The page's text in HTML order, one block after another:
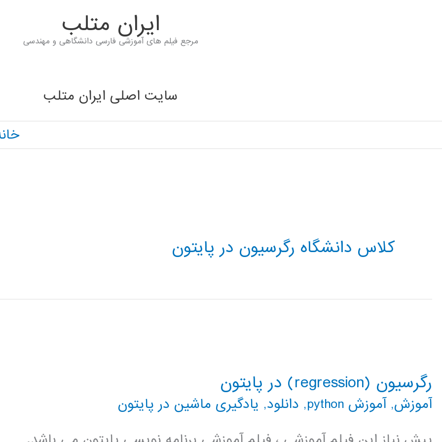
ايران متلب
مرجع فیلم های آموزشی فارسی دانشگاهی و مهندسی
سایت اصلی ایران متلب
کلاس دانشگاه رگرسیون در پایتون
رگرسیون (regression) در پایتون
آموزش,آموزش python , دانلود, یادگیری ماشین در پایتون